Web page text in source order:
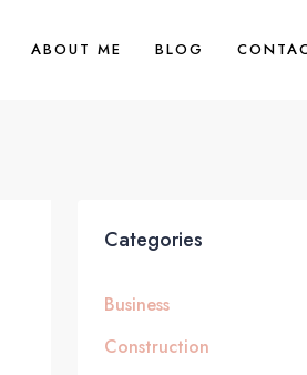
ABOUT ME BLOG
Categories
Business
Construction